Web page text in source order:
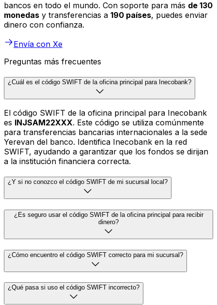
bancos en todo el mundo. Con soporte para más de 130
monedas y transferencias a 190 países, puedes enviar
dinero con confianza.
Envía con Xe
Preguntas más frecuentes
¿Cuál es el código SWIFT de la oficina principal para Inecobank?
El código SWIFT de la oficina principal para Inecobank
es INJSAM22XXX. Este código se utiliza comúnmente
para transferencias bancarias internacionales a la sede
Yerevan del banco. Identifica Inecobank en la red
SWIFT, ayudando a garantizar que los fondos se dirijan
a la institución financiera correcta.
¿Y si no conozco el código SWIFT de mi sucursal local?
¿Es seguro usar el código SWIFT de la oficina principal para recibir
dinero?
¿Cómo encuentro el código SWIFT correcto para mi sucursal?
¿Qué pasa si uso el código SWIFT incorrecto?